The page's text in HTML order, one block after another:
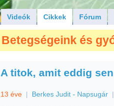
Videók Cikkek Fórum
Betegségeink és
A titok, amit eddig
13 éve | Berkes Judit - Napsugár